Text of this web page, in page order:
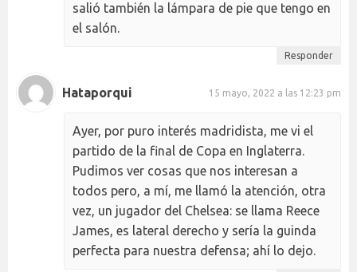
salió también la lámpara de pie que tengo en
el salón.
Responder
Hataporqui 15 mayo, 2022 a las 12:23 pm
Ayer, por puro interés madridista, me vi el
partido de la final de Copa en Inglaterra.
Pudimos ver cosas que nos interesan a
todos pero, a mí, me llamó la atención, otra
vez, un jugador del Chelsea: se llama Reece
James, es lateral derecho y sería la guinda
perfecta para nuestra defensa; ahí lo dejo.